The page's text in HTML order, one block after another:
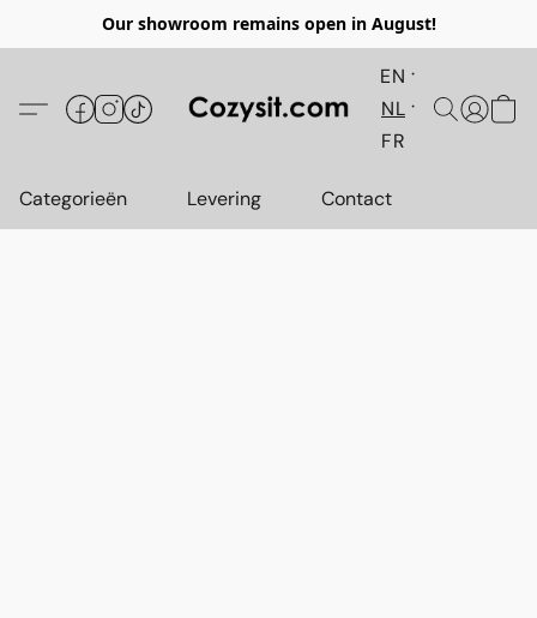
Our showroom remains open in August!
EN
NL
FR
Categorieën Levering Contact